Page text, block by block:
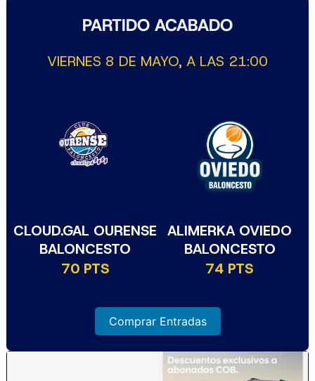
PARTIDO ACABADO
VIERNES 8 DE MAYO, A LAS 21:00
CLOUD.GAL OURENSE
BALONCESTO
70 PTS
ALIMERKA OVIEDO
BALONCESTO
74 PTS
Comprar Entradas